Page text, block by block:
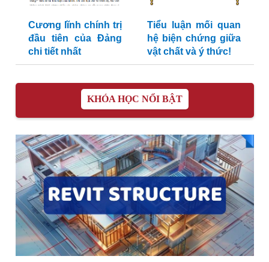
Cương lĩnh chính trị
đầu tiên của Đảng
chi tiết nhất
Tiểu luận mối quan
hệ biện chứng giữa
vật chất và ý thức!
KHÓA HỌC NỔI BẬT